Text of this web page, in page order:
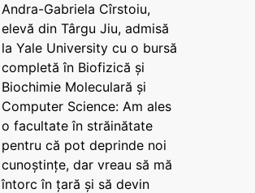
Andra-Gabriela Cîrstoiu,
elevă din Târgu Jiu, admisă
la Yale University cu o bursă
completă în Biofizică și
Biochimie Moleculară și
Computer Science: Am ales
o facultate în străinătate
pentru că pot deprinde noi
cunoștințe, dar vreau să mă
întorc în țară și să devin